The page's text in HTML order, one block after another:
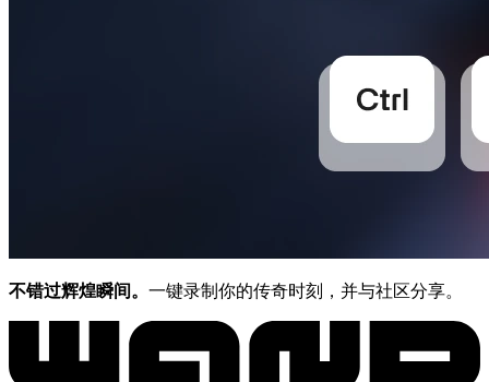
不错过辉煌瞬间。 一键录制你的传奇时刻，并与社区分享。